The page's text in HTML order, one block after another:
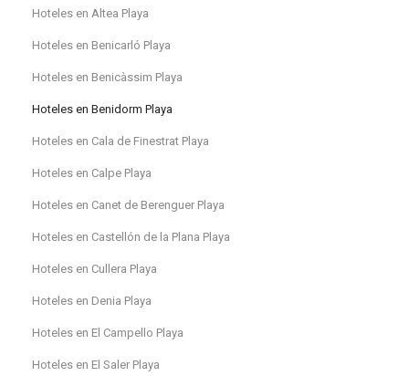
Hoteles en Altea Playa
Hoteles en Benicarló Playa
Hoteles en Benicàssim Playa
Hoteles en Benidorm Playa
Hoteles en Cala de Finestrat Playa
Hoteles en Calpe Playa
Hoteles en Canet de Berenguer Playa
Hoteles en Castellón de la Plana Playa
Hoteles en Cullera Playa
Hoteles en Denia Playa
Hoteles en El Campello Playa
Hoteles en El Saler Playa